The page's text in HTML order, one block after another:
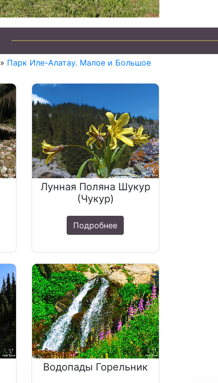
» Парк Иле-Алатау. Малое и Большое
Лунная Поляна Шукур
(Чукур)
Подробнее
Водопады Горельник